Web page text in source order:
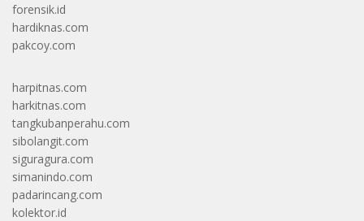
forensik.id
hardiknas.com
pakcoy.com
harpitnas.com
harkitnas.com
tangkubanperahu.com
sibolangit.com
siguragura.com
simanindo.com
padarincang.com
kolektor.id